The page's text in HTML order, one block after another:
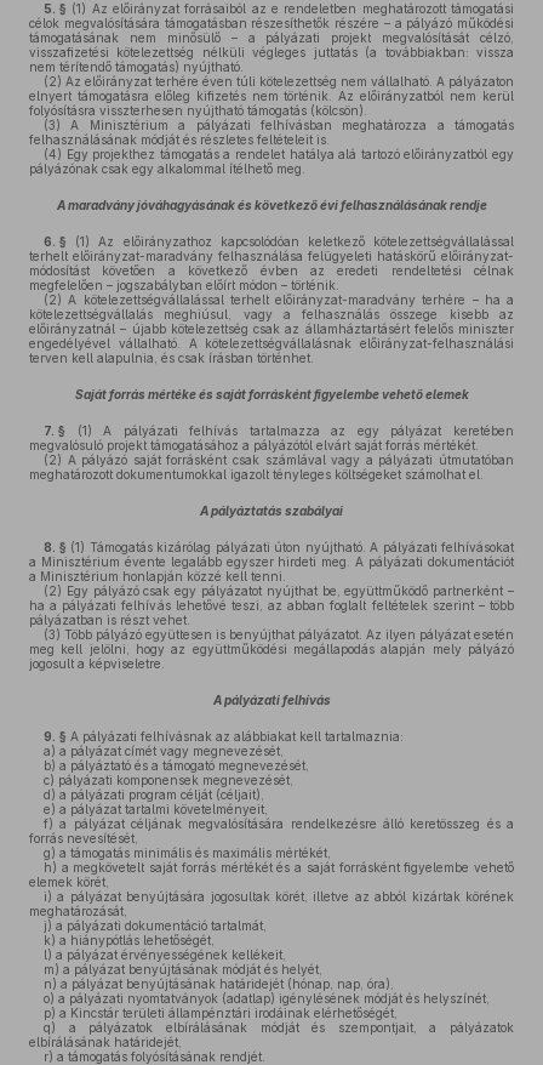
5. § (1) Az előirányzat forrásaiból az e rendeletben meghatározott támogatási
célok megvalósítására támogatásban részesíthetők részére – a pályázó működési
támogatásának nem minősülő – a pályázati projekt megvalósítását célzó,
visszafizetési kötelezettség nélküli végleges juttatás (a továbbiakban: vissza
nem térítendő támogatás) nyújtható.
(2) Az előirányzat terhére éven túli kötelezettség nem vállalható. A pályázaton
elnyert támogatásra előleg kifizetés nem történik. Az előirányzatból nem kerül
folyósításra visszterhesen nyújtható támogatás (kölcsön).
(3) A Minisztérium a pályázati felhívásban meghatározza a támogatás
felhasználásának módját és részletes feltételeit is.
(4) Egy projekthez támogatás a rendelet hatálya alá tartozó előirányzatból egy
pályázónak csak egy alkalommal ítélhető meg.
A maradvány jóváhagyásának és következő évi felhasználásának rendje
6. § (1) Az előirányzathoz kapcsolódóan keletkező kötelezettségvállalással
terhelt előirányzat-maradvány felhasználása felügyeleti hatáskörű előirányzat-
módosítást követően a következő évben az eredeti rendeltetési célnak
megfelelően – jogszabályban előírt módon – történik.
(2) A kötelezettségvállalással terhelt előirányzat-maradvány terhére – ha a
kötelezettségvállalás meghiúsul, vagy a felhasználás összege kisebb az
előirányzatnál – újabb kötelezettség csak az államháztartásért felelős miniszter
engedélyével vállalható. A kötelezettségvállalásnak előirányzat-felhasználási
terven kell alapulnia, és csak írásban történhet.
Saját forrás mértéke és saját forrásként figyelembe vehető elemek
7. § (1) A pályázati felhívás tartalmazza az egy pályázat keretében
megvalósuló projekt támogatásához a pályázótól elvárt saját forrás mértékét.
(2) A pályázó saját forrásként csak számlával vagy a pályázati útmutatóban
meghatározott dokumentumokkal igazolt tényleges költségeket számolhat el.
A pályáztatás szabályai
8. § (1) Támogatás kizárólag pályázati úton nyújtható. A pályázati felhívásokat
a Minisztérium évente legalább egyszer hirdeti meg. A pályázati dokumentációt
a Minisztérium honlapján közzé kell tenni.
(2) Egy pályázó csak egy pályázatot nyújthat be, együttműködő partnerként –
ha a pályázati felhívás lehetővé teszi, az abban foglalt feltételek szerint – több
pályázatban is részt vehet.
(3) Több pályázó együttesen is benyújthat pályázatot. Az ilyen pályázat esetén
meg kell jelölni, hogy az együttműködési megállapodás alapján mely pályázó
jogosult a képviseletre.
A pályázati felhívás
9. § A pályázati felhívásnak az alábbiakat kell tartalmaznia:
a) a pályázat címét vagy megnevezését,
b) a pályáztató és a támogató megnevezését,
c) pályázati komponensek megnevezését,
d) a pályázati program célját (céljait),
e) a pályázat tartalmi követelményeit,
f) a pályázat céljának megvalósítására rendelkezésre álló keretösszeg és a
forrás nevesítését,
g) a támogatás minimális és maximális mértékét,
h) a megkövetelt saját forrás mértékét és a saját forrásként figyelembe vehető
elemek körét,
i) a pályázat benyújtására jogosultak körét, illetve az abból kizártak körének
meghatározását,
j) a pályázati dokumentáció tartalmát,
k) a hiánypótlás lehetőségét,
l) a pályázat érvényességének kellékeit,
m) a pályázat benyújtásának módját és helyét,
n) a pályázat benyújtásának határidejét (hónap, nap, óra),
o) a pályázati nyomtatványok (adatlap) igénylésének módját és helyszínét,
p) a Kincstár területi állampénztári irodáinak elérhetőségét,
q) a pályázatok elbírálásának módját és szempontjait, a pályázatok
elbírálásának határidejét,
r) a támogatás folyósításának rendjét.